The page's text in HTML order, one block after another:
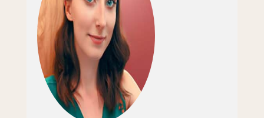
lames japonaises
en acier AUS-10V à
haute teneur en
carbone. La
performance de
pointe n'a jamais
été aussi bonne
pour vous ou votre